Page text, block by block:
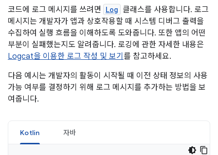
코드에 로그 메시지를 쓰려면 Log 클래스를 사용합니다. 로그
메시지는 개발자가 앱과 상호작용할 때 시스템 디버그 출력을
수집하여 실행 흐름을 이해하도록 도와줍니다. 또한 앱의 어떤
부분이 실패했는지도 알려줍니다. 로깅에 관한 자세한 내용은
Logcat을 이용한 로그 작성 및 보기 를 참고하세요.
다음 예시는 개발자의 활동이 시작될 때 이전 상태 정보의 사용
가능 여부를 결정하기 위해 로그 메시지를 추가하는 방법을 보
여줍니다.
Kotlin 자바